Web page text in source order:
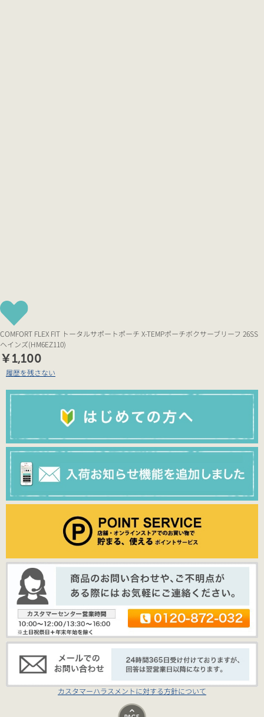
COMFORT FLEX FIT トータルサポートポーチ X-TEMPポーチボクサーブリーフ 26SS
ヘインズ(HM6EZ110)
￥1,100
履歴を残さない
カスタマーハラスメントに対する方針について